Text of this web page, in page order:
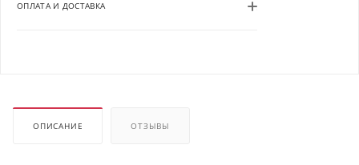
ОПЛАТА И ДОСТАВКА
ОПИСАНИЕ ОТЗЫВЫ